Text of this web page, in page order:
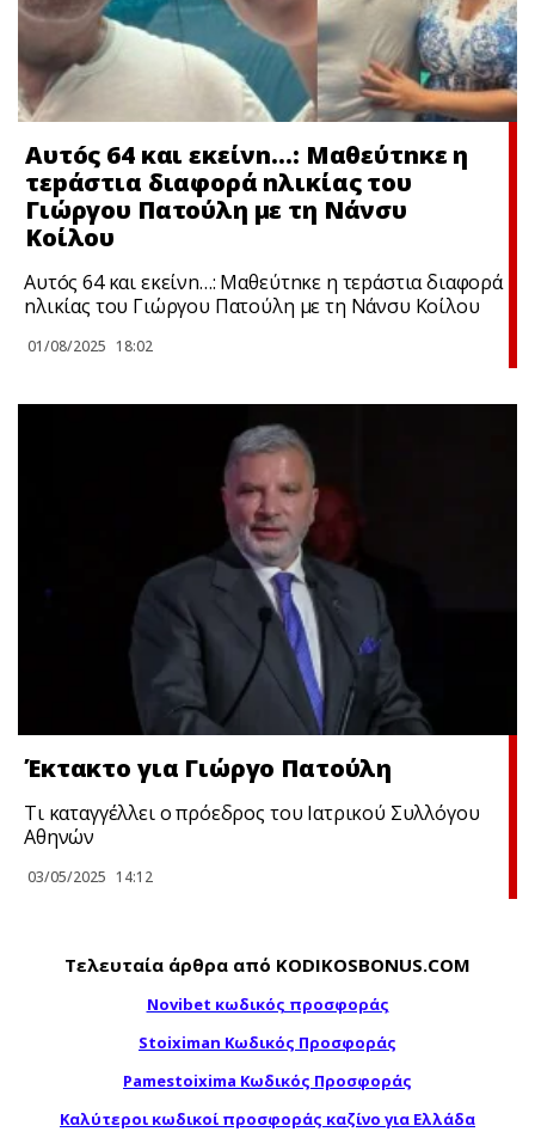
Αυτóς 64 και εκείνn…: Μαθεύτnκε η
τεpάστια διαφορά nλικίας του
Γιώργου Πατούλη με τη Νάνσυ
Κοίλου
Αυτóς 64 και εκείνn…: Μαθεύτnκε η τεpάστια διαφορά
nλικίας του Γιώργου Πατούλη με τη Νάνσυ Κοίλου
01/08/2025 18:02
Έκτακτo για Γιώργο Πατούλη
Τι καταγγέλλει ο πρόεδρος του Ιατρικού Συλλόγου
Αθηνών
03/05/2025 14:12
Τελευταία άρθρα από KODIKOSBONUS.COM
Novibet κωδικός προσφοράς
Stoiximan Κωδικός Προσφοράς
Pamestoixima Κωδικός Προσφοράς
Καλύτεροι κωδικοί προσφοράς καζίνο για Ελλάδα